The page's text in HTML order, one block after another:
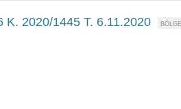
K. 2020/1445 T. 6.11.2020